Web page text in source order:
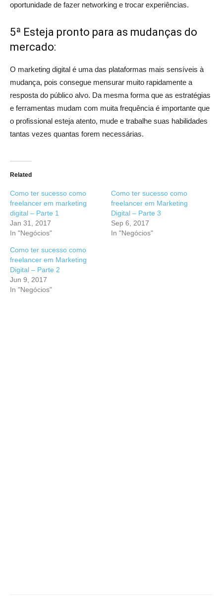
oportunidade de fazer networking e trocar experiências.
5ª Esteja pronto para as mudanças do
mercado:
O marketing digital é uma das plataformas mais sensíveis à
mudança, pois consegue mensurar muito rapidamente a
resposta do público alvo. Da mesma forma que as estratégias
e ferramentas mudam com muita frequência é importante que
o profissional esteja atento, mude e trabalhe suas habilidades
tantas vezes quantas forem necessárias.
Related
Como ter sucesso como
freelancer em marketing
digital – Parte 1
Jan 31, 2017
In "Negócios"
Como ter sucesso como
freelancer em Marketing
Digital – Parte 3
Sep 6, 2017
In "Negócios"
Como ter sucesso como
freelancer em Marketing
Digital – Parte 2
Jun 9, 2017
In "Negócios"